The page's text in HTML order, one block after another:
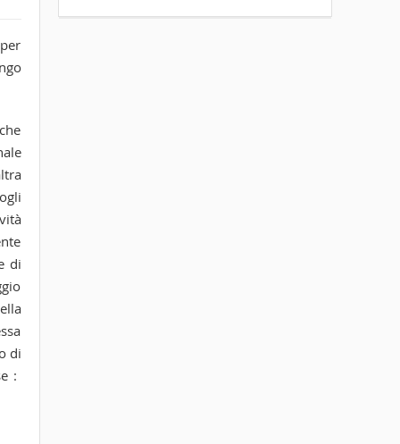
di
di
: